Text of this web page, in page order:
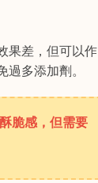
果差，但可以作
多添加劑。
脆感，但需要